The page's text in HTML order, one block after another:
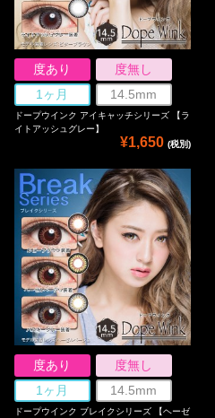
度あり
度無し
1ヶ月
14.5mm
ドープウインク アイキャッチシリーズ 【ラ
イトアッシュグレー】
¥1,650 (税別)
度あり
度無し
1ヶ月
14.5mm
ドープウインク ブレイクシリーズ 【ヘーゼ